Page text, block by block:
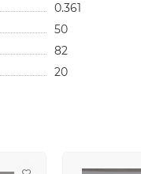
0.361
50
82
20